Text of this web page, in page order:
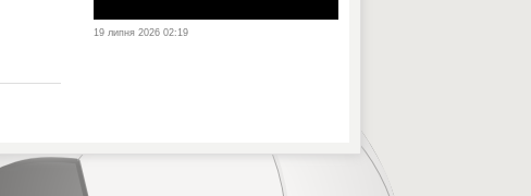
19 липня 2026 02:19